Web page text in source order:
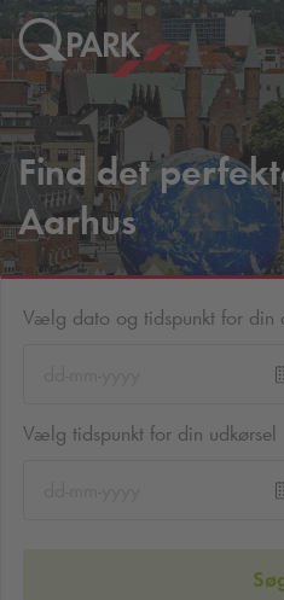
Find det
Aarhus
Vælg dato og tidspunkt for din
Vælg tidspunkt for din udkørsel